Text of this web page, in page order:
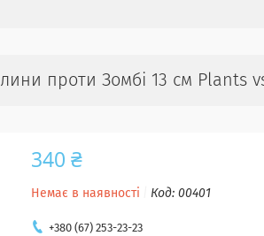
проти Зомбі 13 см Plants
340 ₴
Немає в наявності Код: 00401
+380 (67) 253-23-23